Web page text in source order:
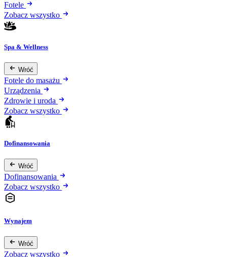
Fotele
Zobacz wszystko
Spa & Wellness
Wróć
Fotele do masażu
Urządzenia
Zdrowie i uroda
Zobacz wszystko
Dofinansowania
Wróć
Dofinansowania
Zobacz wszystko
Wynajem
Wróć
Zobacz wszystko